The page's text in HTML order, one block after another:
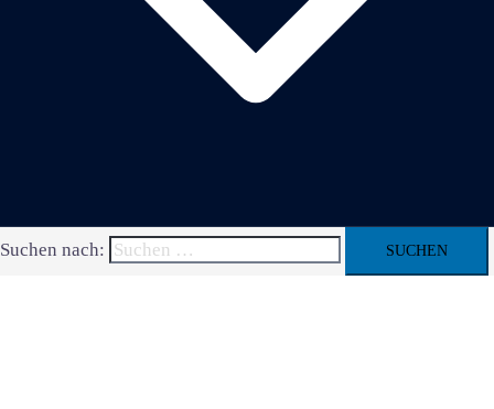
Suchen nach: